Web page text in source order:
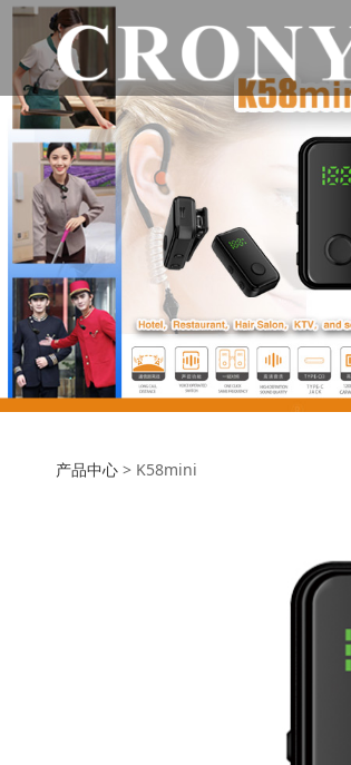
产品中心 > K58mini